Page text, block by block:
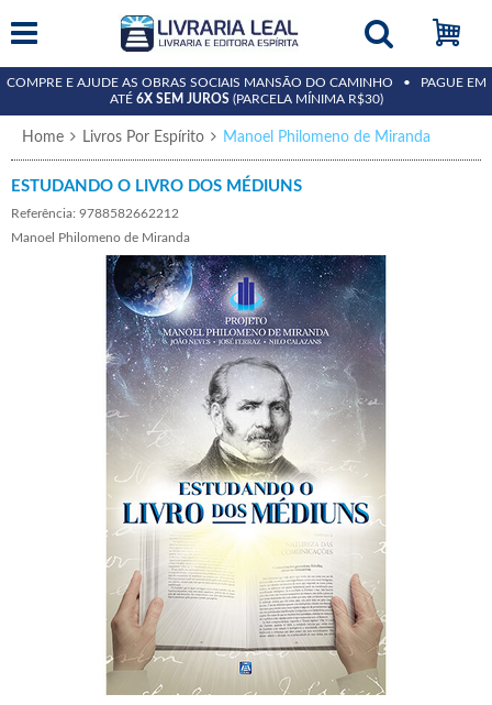
COMPRE E AJUDE AS OBRAS SOCIAIS MANSÃO DO CAMINHO • PAGUE EM
ATÉ 6X SEM JUROS (PARCELA MÍNIMA R$30)
Home Livros Por Espírito Manoel Philomeno de Miranda
ESTUDANDO O LIVRO DOS MÉDIUNS
Referência: 9788582662212
Manoel Philomeno de Miranda